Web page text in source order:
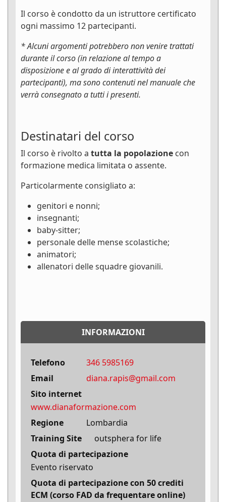
Il corso è condotto da un istruttore certificato
ogni massimo 12 partecipanti.
* Alcuni argomenti potrebbero non venire trattati
durante il corso (in relazione al tempo a
disposizione e al grado di interattività dei
partecipanti), ma sono contenuti nel manuale che
verrà consegnato a tutti i presenti.
Destinatari del corso
Il corso è rivolto a tutta la popolazione con
formazione medica limitata o assente.
Particolarmente consigliato a:
genitori e nonni;
insegnanti;
baby-sitter;
personale delle mense scolastiche;
animatori;
allenatori delle squadre giovanili.
INFORMAZIONI
Telefono
346 5985169
Email
diana.rapis@gmail.com
Sito internet
www.dianaformazione.com
Regione
Lombardia
Training Site
outsphera for life
Quota di partecipazione
Evento riservato
Quota di partecipazione con 50 crediti
ECM (corso FAD da frequentare online)